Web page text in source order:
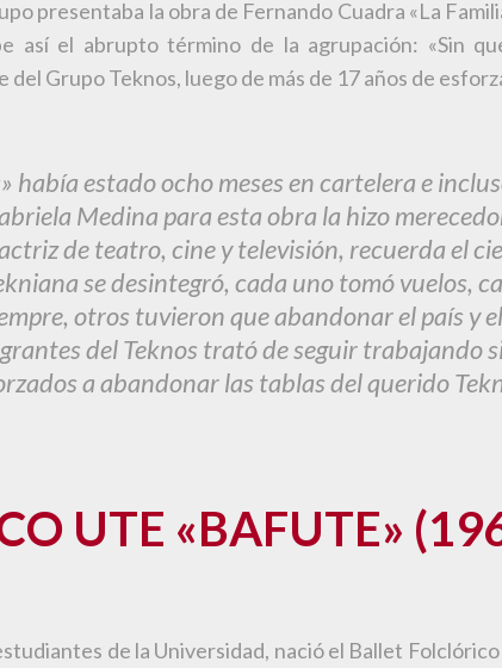
presentaba la obra de Fernando Cuadra «La
así el abrupto término de la agrupación: «Sin
Grupo Teknos, luego de más de 17 años de
estado ocho meses en cartelera e
Medina para esta obra la hizo
de teatro, cine y televisión, recuerda el
se desintegró, cada uno tomó vuelos,
otros tuvieron que abandonar el país y
del Teknos trató de seguir trabajando
a abandonar las tablas del querido
UTE «BAFUTE»
de la Universidad, nació el Ballet